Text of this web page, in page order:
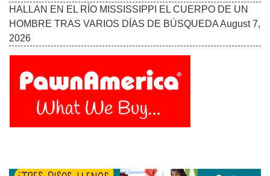
HALLAN EN EL RÍO MISSISSIPPI EL CUERPO DE UN
HOMBRE TRAS VARIOS DÍAS DE BÚSQUEDAAugust 7,
2026